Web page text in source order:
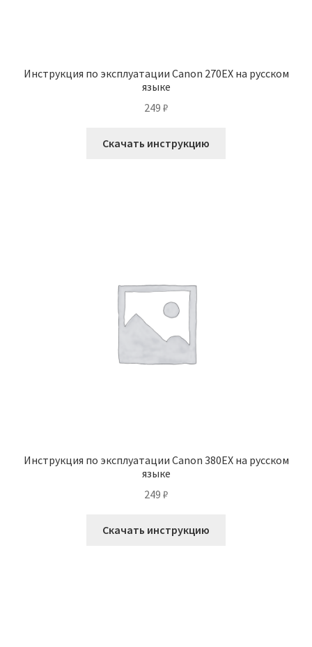
Инструкция по эксплуатации Canon 270EX на русском
языке
249 ₽
Скачать инструкцию
Инструкция по эксплуатации Canon 380EX на русском
языке
249 ₽
Скачать инструкцию